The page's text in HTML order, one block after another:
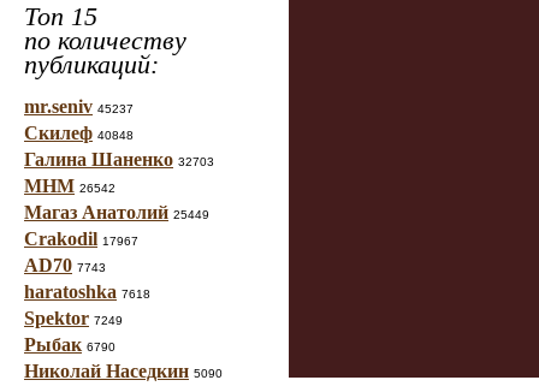
Топ 15
по количеству
публикаций:
mr.seniv 45237
Скилеф 40848
Галина Шаненко 32703
МНМ 26542
Магаз Анатолий 25449
Crakodil 17967
AD70 7743
haratoshka 7618
Spektor 7249
Рыбак 6790
Николай Наседкин 5090